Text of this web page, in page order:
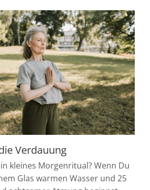
Verdauung
kleines Morgenritual? Wenn Du
Glas warmen Wasser und 25